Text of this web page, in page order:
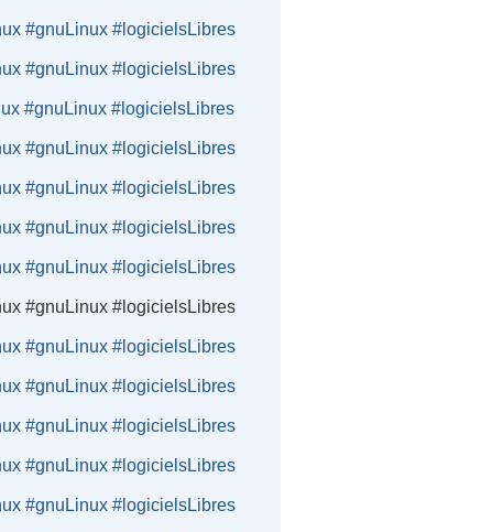
#gnuLinux #logicielsLibres
#gnuLinux #logicielsLibres
#gnuLinux #logicielsLibres
#gnuLinux #logicielsLibres
#gnuLinux #logicielsLibres
#gnuLinux #logicielsLibres
#gnuLinux #logicielsLibres
#gnuLinux #logicielsLibres
#gnuLinux #logicielsLibres
#gnuLinux #logicielsLibres
#gnuLinux #logicielsLibres
#gnuLinux #logicielsLibres
#gnuLinux #logicielsLibres